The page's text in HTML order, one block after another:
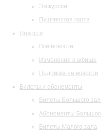
Экскурсии
Пушкинская карта
Новости
Все новости
Изменения в афише
Подписка на новости
Билеты и абонементы
Билеты Большого
Абонементы
Билеты Малого зала